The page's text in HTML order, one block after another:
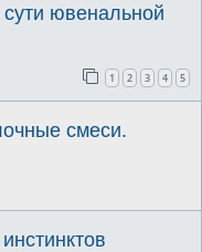
ювенальной
1 2 3 4 5
смеси.